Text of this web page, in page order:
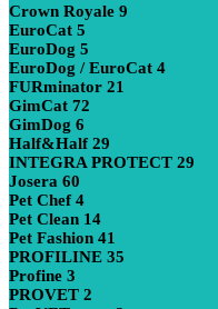
Crown Royale 9
EuroCat 5
EuroDog 5
EuroDog / EuroCat 4
FURminator 21
GimCat 72
GimDog 6
Half&Half 29
INTEGRA PROTECT 29
Josera 60
Pet Chef 4
Pet Clean 14
Pet Fashion 41
PROFILINE 35
Profine 3
PROVET 2